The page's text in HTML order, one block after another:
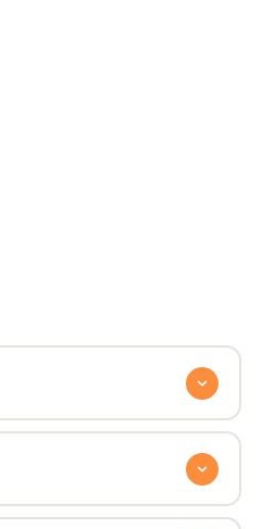
a odolnou. Produkt si
při prvním oblečení.
hřejivá, pevná a zároveň